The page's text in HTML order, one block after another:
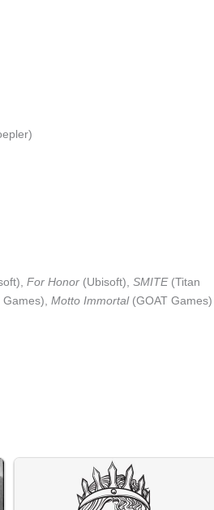
For Honor (Ubisoft), SMITE(Titan
Motto Immortal(GOAT Games)